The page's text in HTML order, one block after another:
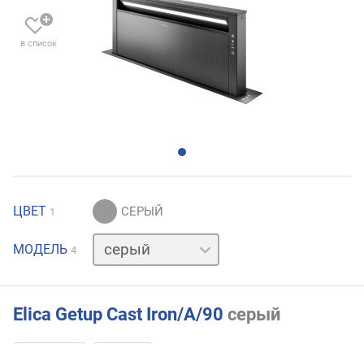
в список
ЦВЕТ 1
МОДЕЛЬ 4
графит
нержавейка
Elica Getup Cast Iron/A/90 серый